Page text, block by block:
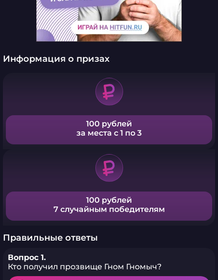
Информация о призах
100 рублей
за места с 1 по 3
100 рублей
7 случайным победителям
Правильные ответы
Вопрос 1.
Кто получил прозвище Гном Гномыч?